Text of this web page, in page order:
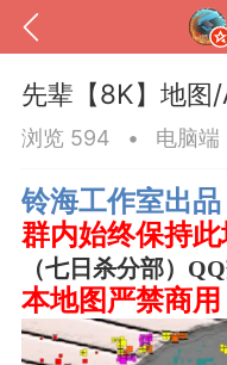
先辈【8K】地图/
浏览 594 • 电脑端
铃海工作室出品
群内始终保持
（七日杀分部）
本地图严禁商用